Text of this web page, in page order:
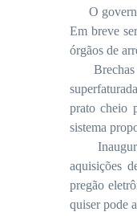
O
Em breve
órgãos de
prato cheio
sistema
aquisições
pregão
quiser pode